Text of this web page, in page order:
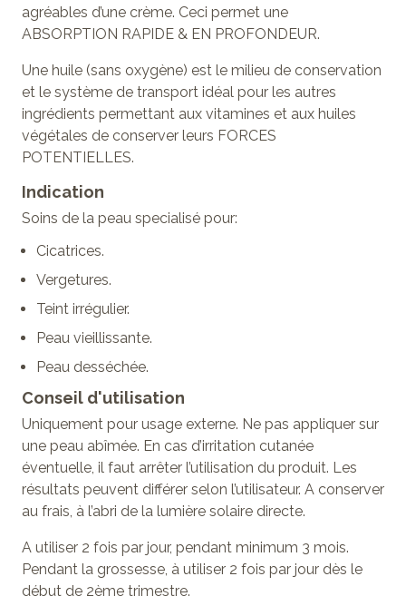
agréables d’une crème. Ceci permet une
ABSORPTION RAPIDE & EN PROFONDEUR.
Une huile (sans oxygène) est le milieu de conservation
et le système de transport idéal pour les autres
ingrédients permettant aux vitamines et aux huiles
végétales de conserver leurs FORCES
POTENTIELLES.
Indication
Soins de la peau specialisé pour:
Cicatrices.
Vergetures.
Teint irrégulier.
Peau vieillissante.
Peau desséchée.
Conseil d'utilisation
Uniquement pour usage externe. Ne pas appliquer sur
une peau abîmée. En cas d’irritation cutanée
éventuelle, il faut arrêter l’utilisation du produit. Les
résultats peuvent différer selon l’utilisateur. A conserver
au frais, à l’abri de la lumière solaire directe.
A utiliser 2 fois par jour, pendant minimum 3 mois.
Pendant la grossesse, à utiliser 2 fois par jour dès le
début de 2ème trimestre.